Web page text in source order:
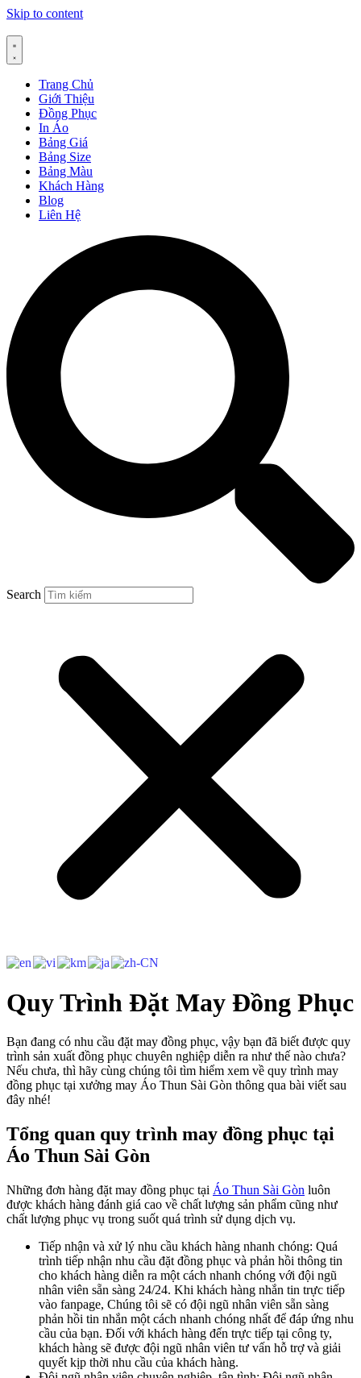
Skip to content
Trang Chủ
Giới Thiệu
Đồng Phục
In Áo
Bảng Giá
Bảng Size
Bảng Màu
Khách Hàng
Blog
Liên Hệ
Search
Quy Trình Đặt May Đồng Phục
Bạn đang có nhu cầu đặt may đồng phục, vậy bạn đã biết được quy
trình sản xuất đồng phục chuyên nghiệp diễn ra như thế nào chưa?
Nếu chưa, thì hãy cùng chúng tôi tìm hiểm xem về quy trình may
đồng phục tại xưởng may Áo Thun Sài Gòn thông qua bài viết sau
đây nhé!
Tổng quan quy trình may đồng phục tại
Áo Thun Sài Gòn ​
Những đơn hàng đặt may đồng phục tại Áo Thun Sài Gòn luôn
được khách hàng đánh giá cao về chất lượng sản phẩm cũng như
chất lượng phục vụ trong suốt quá trình sử dụng dịch vụ.
Tiếp nhận và xử lý nhu cầu khách hàng nhanh chóng: Quá
trình tiếp nhận nhu cầu đặt đồng phục và phản hồi thông tin
cho khách hàng diễn ra một cách nhanh chóng với đội ngũ
nhân viên sẵn sàng 24/24. Khi khách hàng nhắn tin trực tiếp
vào fanpage, Chúng tôi sẽ có đội ngũ nhân viên sẵn sàng
phản hồi tin nhắn một cách nhanh chóng nhất để đáp ứng nhu
cầu của bạn. Đối với khách hàng đến trực tiếp tại công ty,
khách hàng sẽ được đội ngũ nhân viên tư vấn hỗ trợ và giải
quyết kịp thời nhu cầu của khách hàng.